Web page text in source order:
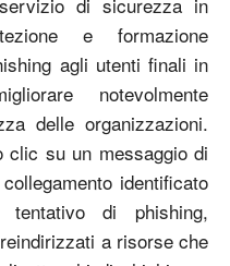
e formazione
agli utenti finali in
notevolmente
delle organizzazioni.
clic su un messaggio di
identificato
tentativo di phishing,
a risorse che